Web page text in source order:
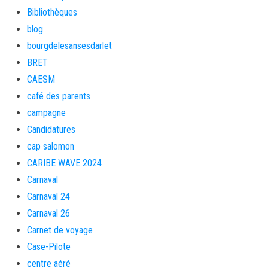
Bibliothèques
blog
bourgdelesansesdarlet
BRET
CAESM
café des parents
campagne
Candidatures
cap salomon
CARIBE WAVE 2024
Carnaval
Carnaval 24
Carnaval 26
Carnet de voyage
Case-Pilote
centre aéré